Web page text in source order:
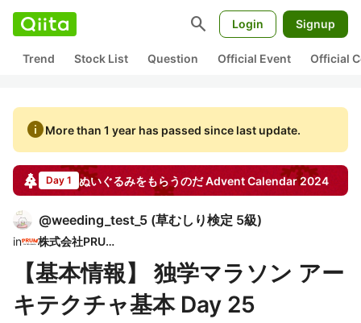
search Login Signup
Trend Stock List Question Official Event Official
infoMore than 1 year has passed since last update.
Day 1 ぬいぐるみをもらうのだAdvent Calendar 2024
@weeding_test_5 (草むしり検定 5級)
in 株式会社PRUM
【基本情報】 独学マラソン アー
キテクチャ基本 Day 25